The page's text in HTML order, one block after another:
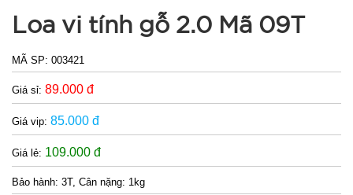
Loa vi tính gỗ 2.0 Mã 09T
MÃ SP: 003421
Giá sỉ: 89.000 đ
Giá vip: 85.000 đ
Giá lẻ: 109.000 đ
Bảo hành: 3T, Cân nặng: 1kg
Steamer
GIÁ: